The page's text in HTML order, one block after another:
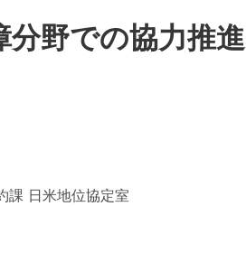
野での協力推進
課 日米地位協定室